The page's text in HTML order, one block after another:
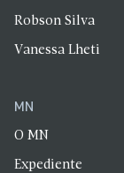
Robson Silva
Vanessa Lheti
MN
O MN
Expediente